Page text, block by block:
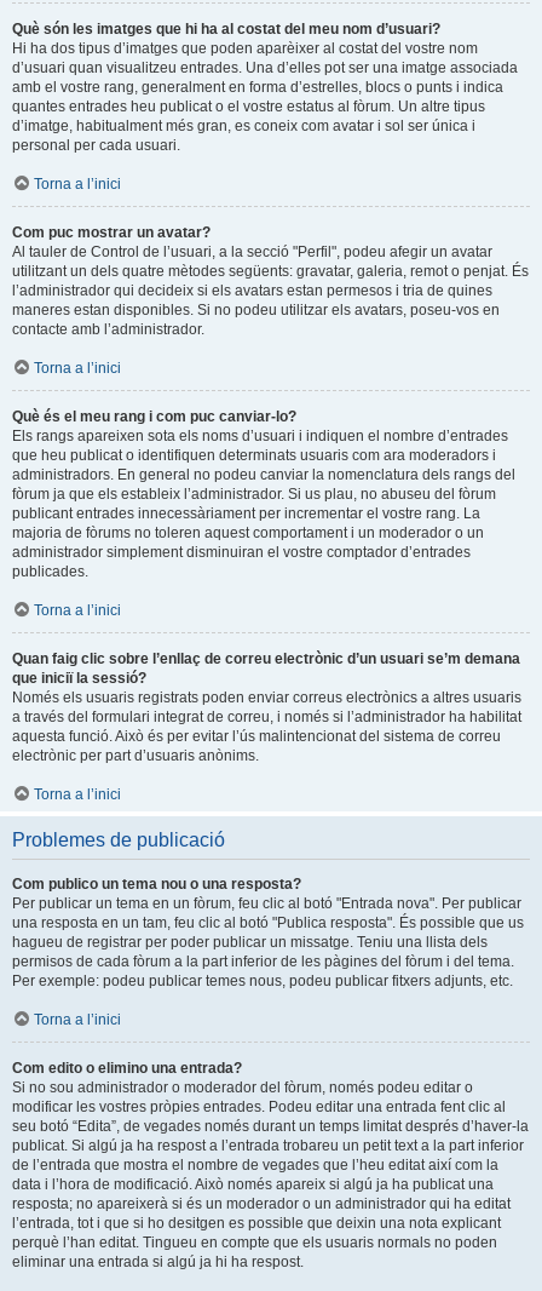
Què són les imatges que hi ha al costat del meu nom d’usuari?
Hi ha dos tipus d’imatges que poden aparèixer al costat del vostre nom
d’usuari quan visualitzeu entrades. Una d’elles pot ser una imatge associada
amb el vostre rang, generalment en forma d’estrelles, blocs o punts i indica
quantes entrades heu publicat o el vostre estatus al fòrum. Un altre tipus
d’imatge, habitualment més gran, es coneix com avatar i sol ser única i
personal per cada usuari.
Torna a l’inici
Com puc mostrar un avatar?
Al tauler de Control de l’usuari, a la secció "Perfil", podeu afegir un avatar
utilitzant un dels quatre mètodes següents: gravatar, galeria, remot o penjat. És
l’administrador qui decideix si els avatars estan permesos i tria de quines
maneres estan disponibles. Si no podeu utilitzar els avatars, poseu-vos en
contacte amb l’administrador.
Torna a l’inici
Què és el meu rang i com puc canviar-lo?
Els rangs apareixen sota els noms d’usuari i indiquen el nombre d’entrades
que heu publicat o identifiquen determinats usuaris com ara moderadors i
administradors. En general no podeu canviar la nomenclatura dels rangs del
fòrum ja que els estableix l’administrador. Si us plau, no abuseu del fòrum
publicant entrades innecessàriament per incrementar el vostre rang. La
majoria de fòrums no toleren aquest comportament i un moderador o un
administrador simplement disminuiran el vostre comptador d’entrades
publicades.
Torna a l’inici
Quan faig clic sobre l’enllaç de correu electrònic d’un usuari se’m demana
que iniciï la sessió?
Només els usuaris registrats poden enviar correus electrònics a altres usuaris
a través del formulari integrat de correu, i només si l’administrador ha habilitat
aquesta funció. Això és per evitar l’ús malintencionat del sistema de correu
electrònic per part d’usuaris anònims.
Torna a l’inici
Problemes de publicació
Com publico un tema nou o una resposta?
Per publicar un tema en un fòrum, feu clic al botó "Entrada nova". Per publicar
una resposta en un tam, feu clic al botó "Publica resposta". És possible que us
hagueu de registrar per poder publicar un missatge. Teniu una llista dels
permisos de cada fòrum a la part inferior de les pàgines del fòrum i del tema.
Per exemple: podeu publicar temes nous, podeu publicar fitxers adjunts, etc.
Torna a l’inici
Com edito o elimino una entrada?
Si no sou administrador o moderador del fòrum, només podeu editar o
modificar les vostres pròpies entrades. Podeu editar una entrada fent clic al
seu botó “Edita”, de vegades només durant un temps limitat després d’haver-la
publicat. Si algú ja ha respost a l’entrada trobareu un petit text a la part inferior
de l’entrada que mostra el nombre de vegades que l’heu editat així com la
data i l’hora de modificació. Això només apareix si algú ja ha publicat una
resposta; no apareixerà si és un moderador o un administrador qui ha editat
l’entrada, tot i que si ho desitgen es possible que deixin una nota explicant
perquè l’han editat. Tingueu en compte que els usuaris normals no poden
eliminar una entrada si algú ja hi ha respost.